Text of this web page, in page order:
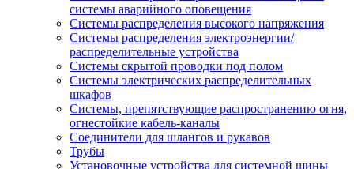
системы аварийного оповещения
Системы распределения высокого напряжения
Системы распределения электроэнергии/
распределительные устройства
Системы скрытой проводки под полом
Системы электрических распределительных
шкафов
Системы, препятствующие распространению огня,
огнестойкие кабель-каналы
Соединители для шлангов и рукавов
Трубы
Установочные устройства для системной шины